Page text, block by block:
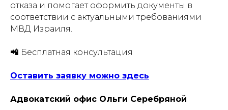
отказа и помогает оформить документы в
соответствии с актуальными требованиями
МВД Израиля.
📲 Бесплатная консультация
Оставить заявку можно здесь
Адвокатский офис Ольги Серебряной